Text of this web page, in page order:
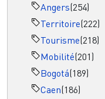
Angers(254)
Territoire(222)
Tourisme(218)
Mobilité(201)
Bogotá(189)
Caen(186)